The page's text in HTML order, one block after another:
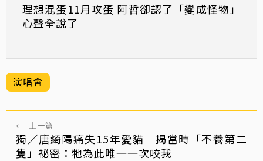
理想混蛋11月攻蛋 阿哲卻認了「變成怪物」
心聲全說了
演唱會
← 上一篇
獨／唐綺陽痛失15年愛貓 揭當時「不養第二
隻」祕密：牠為此唯一一次咬我